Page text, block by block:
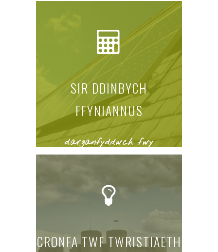
SIR DDINBYCH
FFYNIANNUS
darganfyddwch fwy
CRONFA TWF TWRISTIAETH